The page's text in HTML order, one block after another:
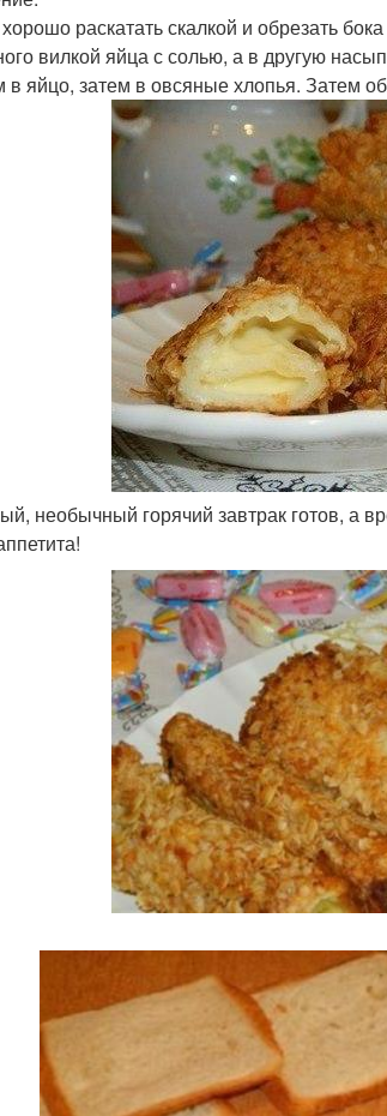
раскатать скалкой и обрезать
вилкой яйца с солью, а в другую
в яйцо, затем в овсяные хлопья. Затем
необычный горячий завтрак готов, а